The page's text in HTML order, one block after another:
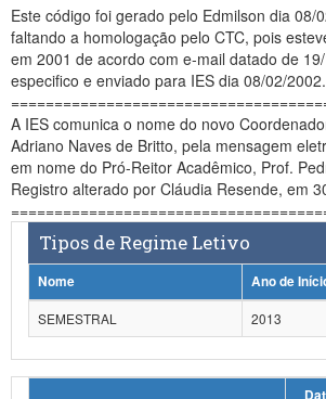
Controladoria-Geral da União
Gabinete de Segurança Institucional
Advocacia-Geral da União
Banco Central do Brasil
Este código foi gerado pelo Edmilson dia 08/
faltando a homologação pelo CTC, pois esteve em
em 2001 de acordo com e-mail datado de
especifico e enviado para IES dia 08/02/2002.
A IES comunica o nome do novo
Adriano Naves de Britto, pela mensagem
em nome do Pró-Reitor Acadêmico, Prof.
Registro alterado por Cláudia Resende, em 30/11/2007.
Tipos de Regime Letivo
Nome
Ano de
SEMESTRAL
2013